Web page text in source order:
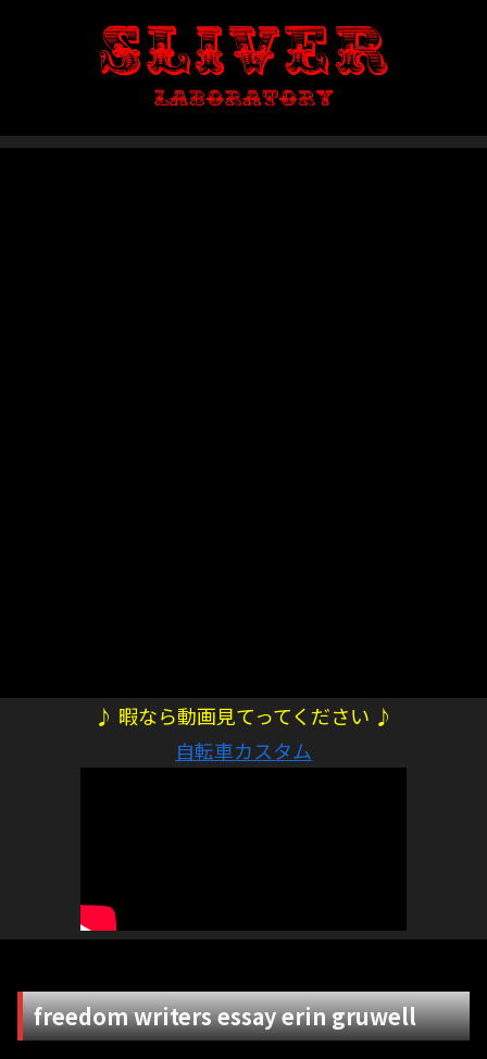
♪ 暇なら動画見てってください ♪
自転車カスタム
freedom writers essay erin gruwell